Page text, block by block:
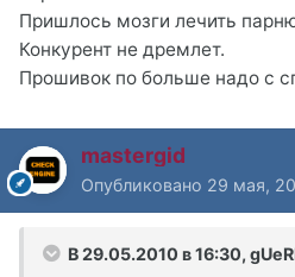
Пришлось мозги лечить
Конкурент не дремлет.
Прошивок по больше надо с
mastergid
Опубликовано 29 мая,
В 29.05.2010 в 16:30,